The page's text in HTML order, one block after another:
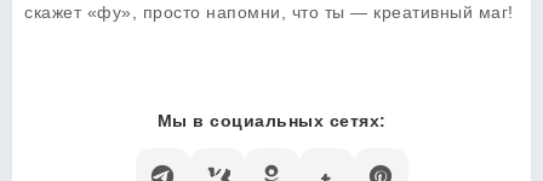
скажет «фу», просто напомни, что ты — креативный маг!
Мы в социальных сетях: